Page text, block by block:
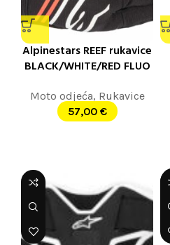
Alpinestars REEF rukavice
BLACK/WHITE/RED FLUO
Moto odjeća, Rukavice
57,00 €